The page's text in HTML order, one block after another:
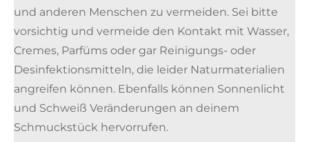
und anderen Menschen zu vermeiden. Sei bitte
vorsichtig und vermeide den Kontakt mit Wasser,
Cremes, Parfüms oder gar Reinigungs- oder
Desinfektionsmitteln, die leider Naturmaterialien
angreifen können. Ebenfalls können Sonnenlicht
und Schweiß Veränderungen an deinem
Schmuckstück hervorrufen.